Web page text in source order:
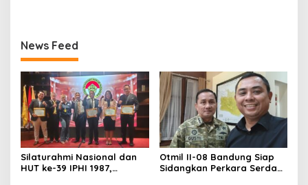
News Feed
Silaturahmi Nasional dan
HUT ke-39 IPHI 1987,
Otmil II-08 Bandung Siap
Sidangkan Perkara Serda